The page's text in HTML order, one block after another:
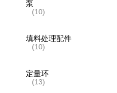
泵
(10)
填料处理配件
(10)
定量环
(13)